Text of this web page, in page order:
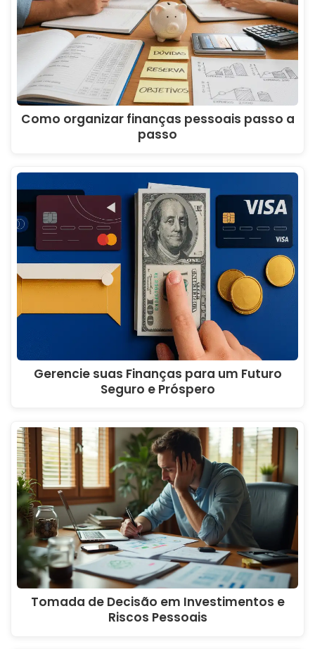
Como organizar finanças pessoais passo a
passo
Gerencie suas Finanças para um Futuro
Seguro e Próspero
Tomada de Decisão em Investimentos e
Riscos Pessoais